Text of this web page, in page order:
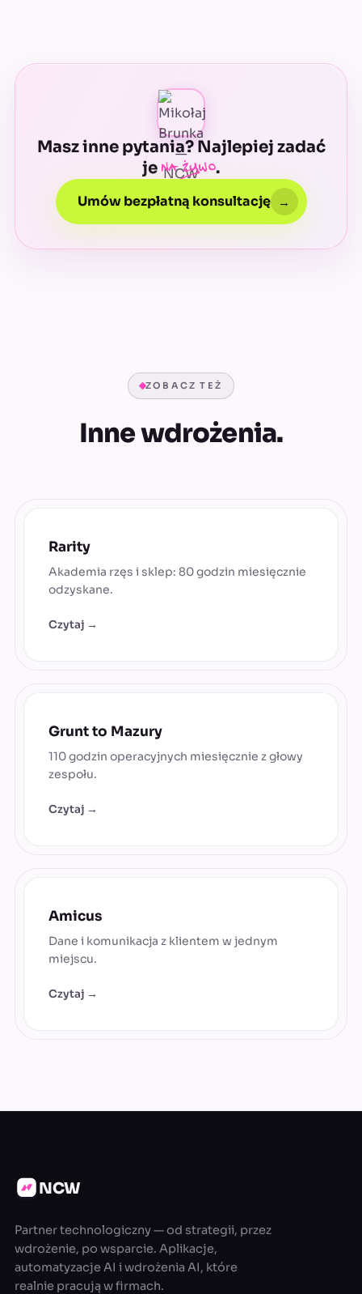
Masz inne pytania? Najlepiej zadać
je na żywo.
Umów bezpłatną konsultację →
ZOBACZ TEŻ
Inne wdrożenia.
Rarity
Akademia rzęs i sklep: 80 godzin miesięcznie
odzyskane.
Czytaj →
Grunt to Mazury
110 godzin operacyjnych miesięcznie z głowy
zespołu.
Czytaj →
Amicus
Dane i komunikacja z klientem w jednym
miejscu.
Czytaj →
NCW
Partner technologiczny — od strategii, przez
wdrożenie, po wsparcie. Aplikacje,
automatyzacje AI i wdrożenia AI, które
realnie pracują w firmach.